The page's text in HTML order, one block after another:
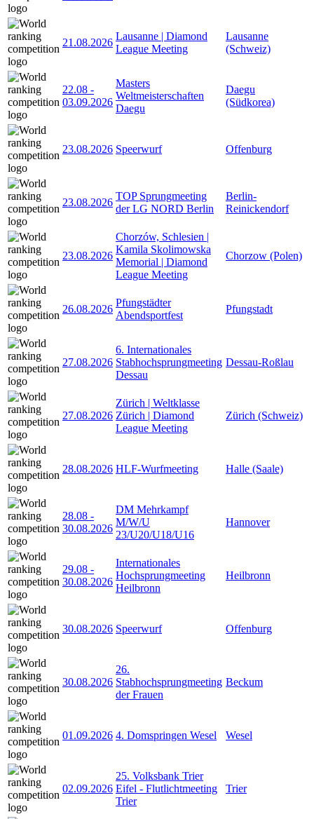
21.08.2026
Lausanne | Diamond
League Meeting
Lausanne
(Schweiz)
22.08 -
03.09.2026
Masters
Weltmeisterschaften
Daegu
Daegu
(Südkorea)
23.08.2026 Speerwurf Offenburg
23.08.2026
TOP Sprungmeeting
der LG NORD Berlin
Berlin-
Reinickendorf
23.08.2026
Chorzów, Schlesien |
Kamila Skolimowska
Memorial | Diamond
League Meeting
Chorzow (Polen)
26.08.2026
Pfungstädter
Abendsportfest
Pfungstadt
27.08.2026
6. Internationales
Stabhochsprungmeeting
Dessau
Dessau-Roßlau
27.08.2026
Zürich | Weltklasse
Zürich | Diamond
League Meeting
Zürich (Schweiz)
28.08.2026 HLF-Wurfmeeting Halle (Saale)
28.08 -
30.08.2026
DM Mehrkampf
M/W/U
23/U20/U18/U16
Hannover
29.08 -
30.08.2026
Internationales
Hochsprungmeeting
Heilbronn
Heilbronn
30.08.2026 Speerwurf Offenburg
30.08.2026
26.
Stabhochsprungmeeting
der Frauen
Beckum
01.09.2026 4. Domspringen Wesel Wesel
02.09.2026
25. Volksbank Trier
Eifel - Flutlichtmeeting
Trier
Trier